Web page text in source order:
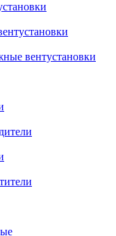
вентустановки